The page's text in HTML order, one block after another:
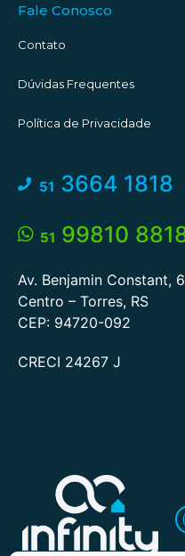
Fale Conosco
Contato
Dúvidas Frequentes
Política de Privacidade
51 3664 1818
51 99810
Av. Benjamin Constant,
Centro – Torres, RS
CEP: 94720-092
CRECI 24267 J